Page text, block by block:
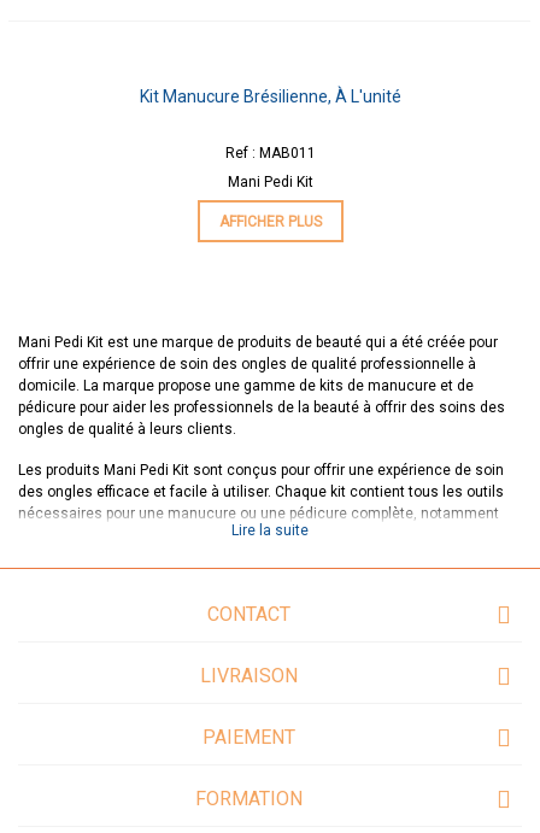
Kit Manucure Brésilienne, À L'unité
Ref : MAB011
Mani Pedi Kit
AFFICHER PLUS
Mani Pedi Kit est une marque de produits de beauté qui a été créée pour
offrir une expérience de soin des ongles de qualité professionnelle à
domicile. La marque propose une gamme de kits de manucure et de
pédicure pour aider les professionnels de la beauté à offrir des soins des
ongles de qualité à leurs clients.
Les produits Mani Pedi Kit sont conçus pour offrir une expérience de soin
des ongles efficace et facile à utiliser. Chaque kit contient tous les outils
nécessaires pour une manucure ou une pédicure complète, notamment
des limes à ongles, des ciseaux à cuticules, des pinces à ongles et des
La raison pour laquelle les professionnels de la beauté choisissent les
qui permet aux clients de profiter d'une expérience de soin des ongles de
Les produits Mani Pedi Kit sont également abordables, ce qui les rend
produits de qualité professionnelle à des prix abordables, ce qui permet à
Lire la suite
CONTACT
LIVRAISON
PAIEMENT
FORMATION